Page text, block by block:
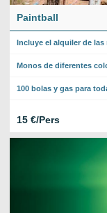
Paintball
Incluye el alquiler de las
Monos de diferentes
100 bolas y gas para
15 €/Pers